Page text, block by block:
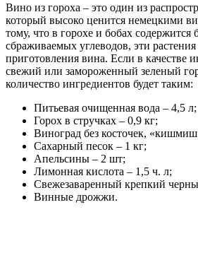
Вино из гороха – это один из
который высоко ценится немецкими
тому, что в горохе и бобах содержится
сбраживаемых углеводов, эти
приготовления вина. Если в качестве
свежий или замороженный зеленый
количество ингредиентов будет таким:
Питьевая очищенная вода – 4,5 л;
Горох в стручках – 0,9 кг;
Виноград без косточек,
Сахарный песок – 1 кг;
Апельсины – 2 шт;
Лимонная кислота – 1,5 ч. л;
Свежезаваренный крепкий
Винные дрожжи.